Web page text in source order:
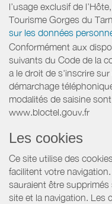
l’usage exclusif de
Tourisme Gorges du
sur les données
Conformément aux
suivants du Code de la
a le droit de s'inscrire
démarchage
modalités de saisine
www.bloctel.gouv.fr
Les cookies
Ce site utilise des
facilitent votre
sauraient être supprimés
site et la navigation. Les